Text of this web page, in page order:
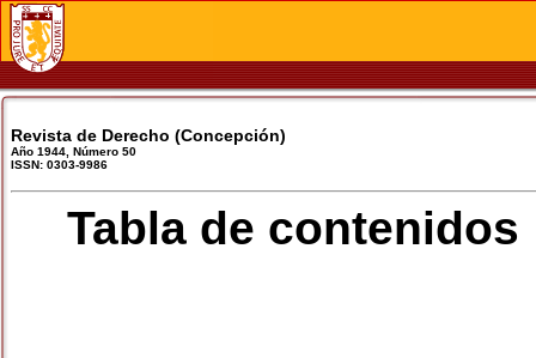
Revista de Derecho (Concepción)
Año 1944, Número 50
ISSN: 0303-9986
Tabla de contenidos